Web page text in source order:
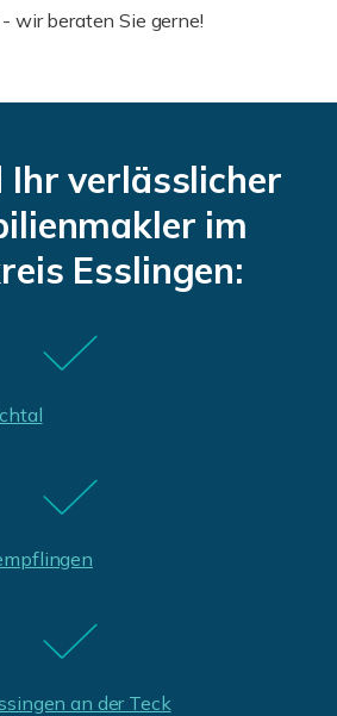
wir beraten Sie gerne!
verlässlicher
im
Esslingen:
an der Teck